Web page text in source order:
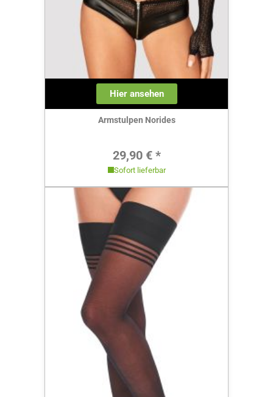
Hier ansehen
Armstulpen Norides
Regulärer Preis:
29,90 € *
Sofort lieferbar